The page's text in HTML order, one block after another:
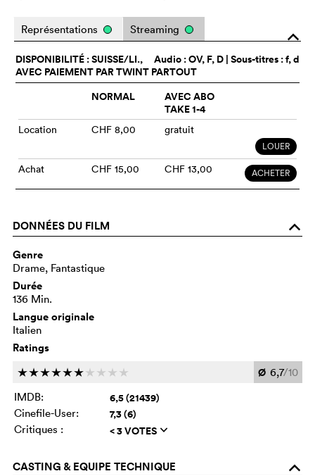
o
Représentations Streaming
Audio :OV, F, D | Sous-titres : f, d
DISPONIBILITÉ : SUISSE/LI.,
AVEC PAIEMENT PAR TWINT PARTOUT
NORMAL
AVEC ABO
TAKE 1-4
Location CHF 8,00 gratuit
LOUER
Achat CHF 15,00 CHF 13,00 ACHETER
DONNÉES DU FILM o
Genre
Drame, Fantastique
Durée
136 Min.
Langue originale
Italien
Ratings
cccccc c c c c Ø 6,7/10
IMDB:
6,5 (21439)
Cinefile-User: 7,3 (6)
Critiques : < 3 VOTES q
CASTING & EQUIPE TECHNIQUE o